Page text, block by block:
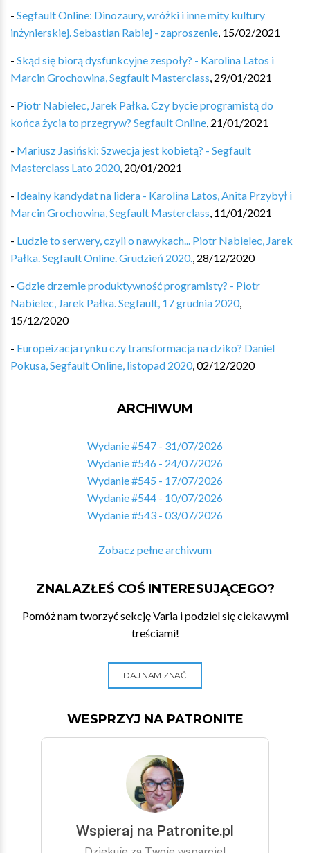
- Segfault Online: Dinozaury, wróżki i inne mity kultury
inżynierskiej. Sebastian Rabiej - zaproszenie, 15/02/2021
- Skąd się biorą dysfunkcyjne zespoły? - Karolina Latos i
Marcin Grochowina, Segfault Masterclass, 29/01/2021
- Piotr Nabielec, Jarek Pałka. Czy bycie programistą do
końca życia to przegryw? Segfault Online, 21/01/2021
- Mariusz Jasiński: Szwecja jest kobietą? - Segfault
Masterclass Lato 2020, 20/01/2021
- Idealny kandydat na lidera - Karolina Latos, Anita Przybył i
Marcin Grochowina, Segfault Masterclass, 11/01/2021
- Ludzie to serwery, czyli o nawykach... Piotr Nabielec, Jarek
Pałka. Segfault Online. Grudzień 2020., 28/12/2020
- Gdzie drzemie produktywność programisty? - Piotr
Nabielec, Jarek Pałka. Segfault, 17 grudnia 2020,
15/12/2020
- Europeizacja rynku czy transformacja na dziko? Daniel
Pokusa, Segfault Online, listopad 2020,02/12/2020
ARCHIWUM
Wydanie #547 - 31/07/2026
Wydanie #546 - 24/07/2026
Wydanie #545 - 17/07/2026
Wydanie #544 - 10/07/2026
Wydanie #543 - 03/07/2026
Zobacz pełne archiwum
ZNALAZŁEŚ COŚ INTERESUJĄCEGO?
Pomóż nam tworzyć sekcję Varia i podziel się ciekawymi
treściami!
DAJ NAM ZNAĆ
WESPRZYJ NA PATRONITE